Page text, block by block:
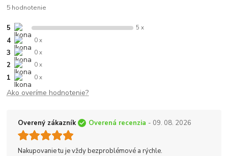
5 hodnotenie
5 5 x
4 0 x
3 0 x
2 0 x
1 0 x
Ako overíme hodnotenie?
Overený zákazník Overená recenzia - 09. 08. 2026
Nakupovanie tu je vždy bezproblémové a rýchle.